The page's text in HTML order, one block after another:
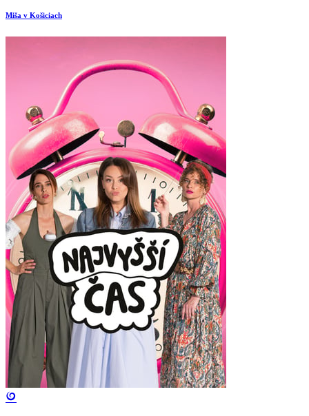
Miša v Košiciach